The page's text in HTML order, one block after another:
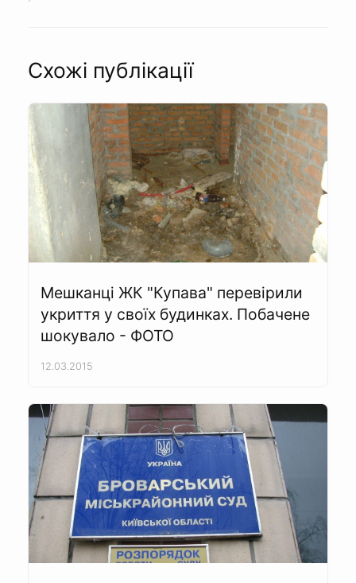
Схожі публікації
Мешканці ЖК "Купава" перевірили
укриття у своїх будинках. Побачене
шокувало - ФОТО
12.03.2015